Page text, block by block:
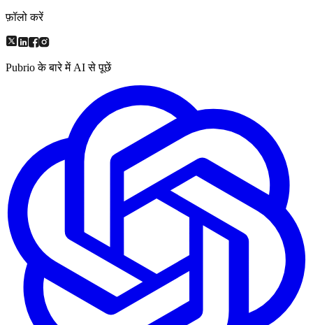
फ़ॉलो करें
Pubrio के बारे में AI से पूछें